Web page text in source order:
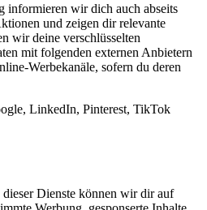
wir dich auch abseits
und zeigen dir relevante
wir deine verschlüsselten
mit folgenden externen Anbietern
Werbekanäle, sofern du deren
LinkedIn, Pinterest, TikTok
Dienste können wir dir auf